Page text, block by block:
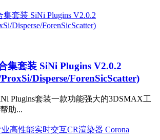
集套装 SiNi Plugins V2.0.2
Disperse/ForenSicScatter)
Plugins套装一款功能强大的3DSMAX工
助...